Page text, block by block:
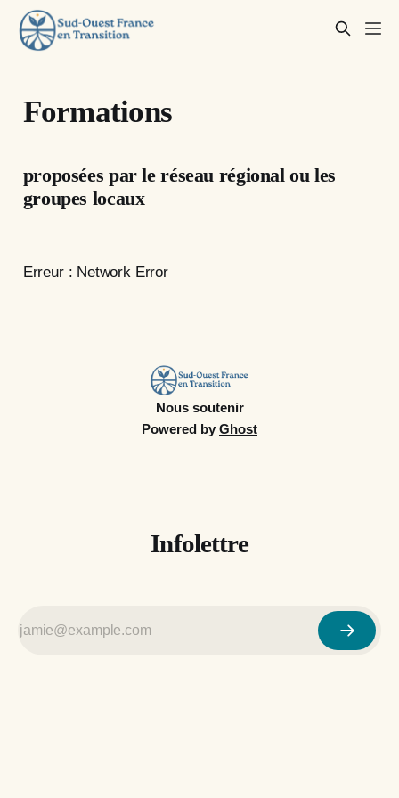
Formations
proposées par le réseau régional ou les
groupes locaux
Erreur : Network Error
Nous soutenir
Powered by Ghost
Infolettre